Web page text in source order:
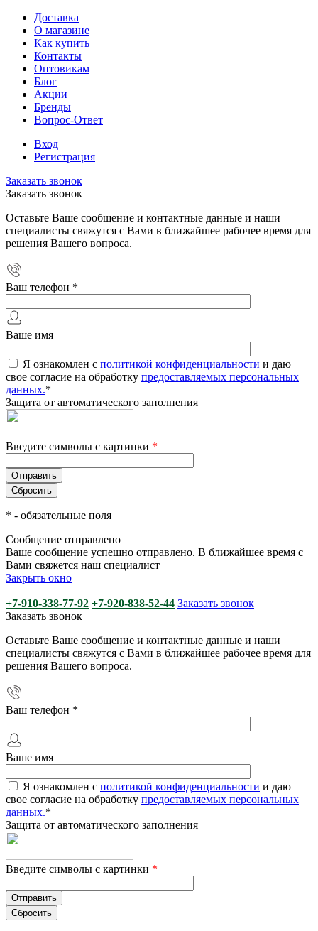
Доставка
О магазине
Как купить
Контакты
Оптовикам
Блог
Акции
Бренды
Вопрос-Ответ
Вход
Регистрация
Заказать звонок
Заказать звонок
Оставьте Ваше сообщение и контактные данные и наши
специалисты свяжутся с Вами в ближайшее рабочее время для
решения Вашего вопроса.
Ваш телефон *
Ваше имя
Я ознакомлен с политикой конфиденциальности и даю
свое согласие на обработку предоставляемых персональных
данных.*
Защита от автоматического заполнения
Введите символы с картинки *
* - обязательные поля
Сообщение отправлено
Ваше сообщение успешно отправлено. В ближайшее время с
Вами свяжется наш специалист
Закрыть окно
+7-910-338-77-92 +7-920-838-52-44 Заказать звонок
Заказать звонок
Оставьте Ваше сообщение и контактные данные и наши
специалисты свяжутся с Вами в ближайшее рабочее время для
решения Вашего вопроса.
Ваш телефон *
Ваше имя
Я ознакомлен с политикой конфиденциальности и даю
свое согласие на обработку предоставляемых персональных
данных.*
Защита от автоматического заполнения
Введите символы с картинки *